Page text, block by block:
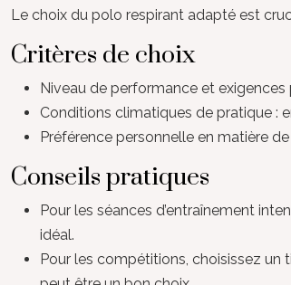
Le choix du polo respirant adapté est
Critères de choix
Niveau de performance et exigences
Conditions climatiques de pratique :
Préférence personnelle en matière
Conseils pratiques
Pour les séances d’entraînement
idéal.
Pour les compétitions, choisissez